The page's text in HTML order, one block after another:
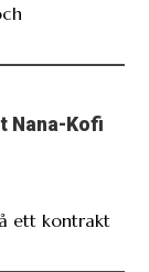
Nana-Kofi
ett kontrakt